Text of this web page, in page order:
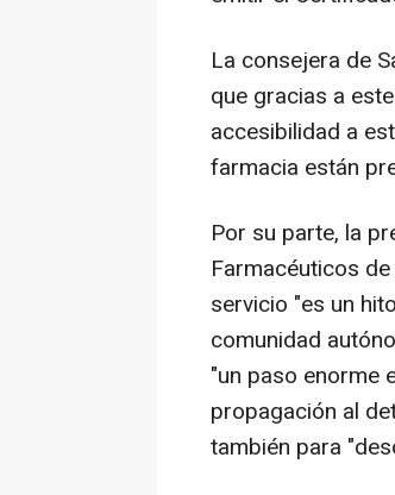
La consejera de
que gracias a
accesibilidad a
farmacia están
Por su parte, la
Farmacéuticos
servicio "es un
comunidad
"un paso enorme
propagación al
también para